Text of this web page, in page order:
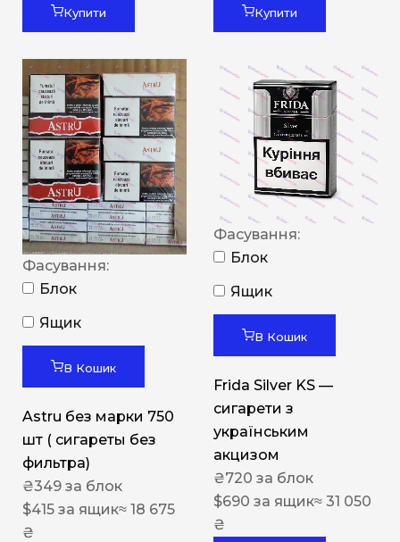
Купити Купити
Фасування:
Блок
Ящик
В Кошик
Astru без марки 750
шт ( сигареты без
фильтра)
₴349 за блок
$415 за ящик≈ 18 675
₴
Фасування:
Блок
Ящик
В Кошик
Frida Silver KS —
сигарети з
українським
акцизом
₴720 за блок
$690 за ящик≈ 31 050
₴